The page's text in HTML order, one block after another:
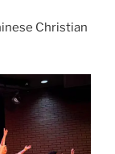
Christian